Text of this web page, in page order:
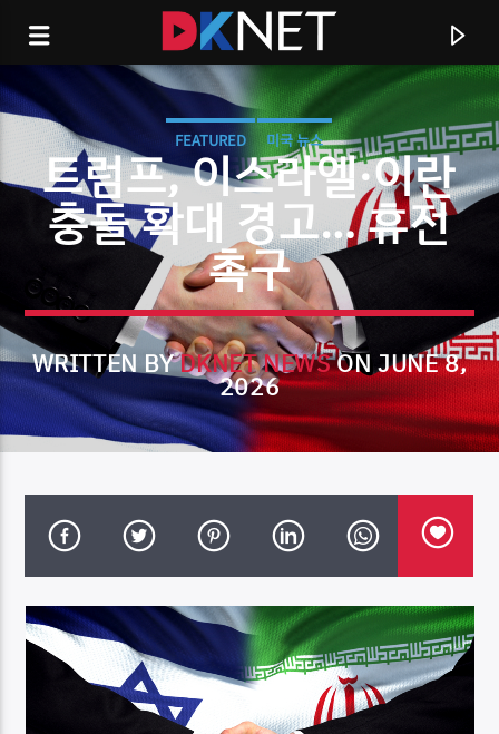
CURRENT TRACK
TITLE
DK NET Radio.co
FEATURED 미국 뉴스
트럼프, 이스라엘·이란
충돌 확대 경고… 휴전
촉구
WRITTEN BYDKNET NEWSON JUNE 8,
2026